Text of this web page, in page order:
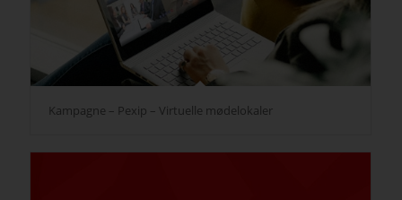
Kampagne – Pexip – Virtuelle mødelokaler